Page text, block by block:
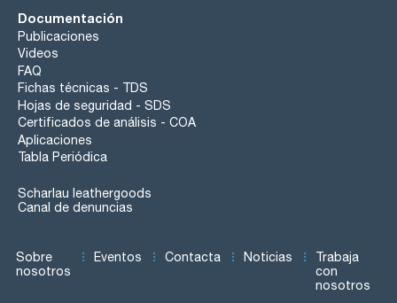
Documentación
Publicaciones
Videos
FAQ
Fichas técnicas - TDS
Hojas de seguridad - SDS
Certificados de análisis - COA
Aplicaciones
Tabla Periódica
Scharlau leathergoods
Canal de denuncias
Sobre
nosotros
Eventos Contacta Noticias
Trabaja
con
nosotros